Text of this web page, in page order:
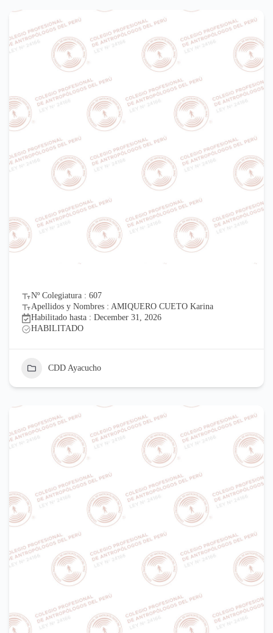
Nº Colegiatura : 607
Apellidos y Nombres : AMIQUERO CUETO Karina
Habilitado hasta : December 31, 2026
HABILITADO
CDD Ayacucho